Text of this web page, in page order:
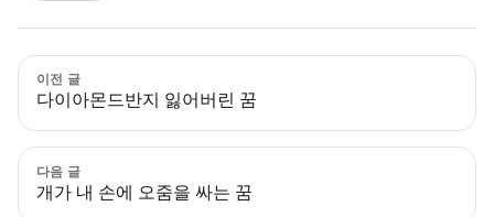
이전 글
다이아몬드반지 잃어버린 꿈
다음 글
개가 내 손에 오줌을 싸는 꿈